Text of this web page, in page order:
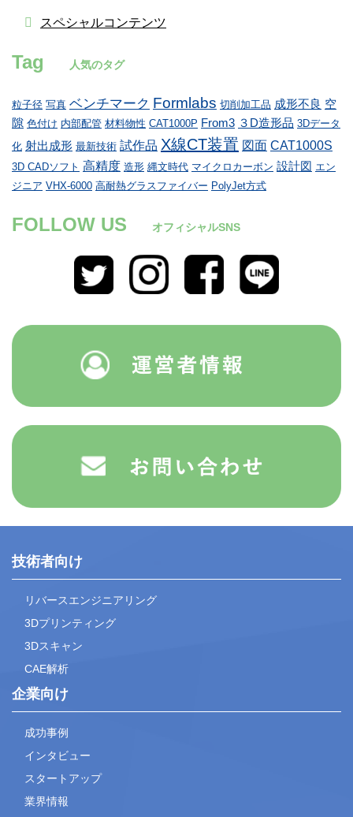
スペシャルコンテンツ
Tag 人気のタグ
粒子径 写真 ベンチマーク Formlabs 切削加工品 成形不良 空
隙 色付け 内部配管 材料物性 CAT1000P From3 ３D造形品 3Dデータ
化 射出成形 最新技術 試作品 X線CT装置 図面 CAT1000S
3D CADソフト 高精度 造形 縄文時代 マイクロカーボン 設計図 エン
ジニア VHX-6000 高耐熱グラスファイバー PolyJet方式
FOLLOW US オフィシャルSNS
技術者向け
リバースエンジニアリング
3Dプリンティング
3Dスキャン
CAE解析
企業向け
成功事例
インタビュー
スタートアップ
業界情報